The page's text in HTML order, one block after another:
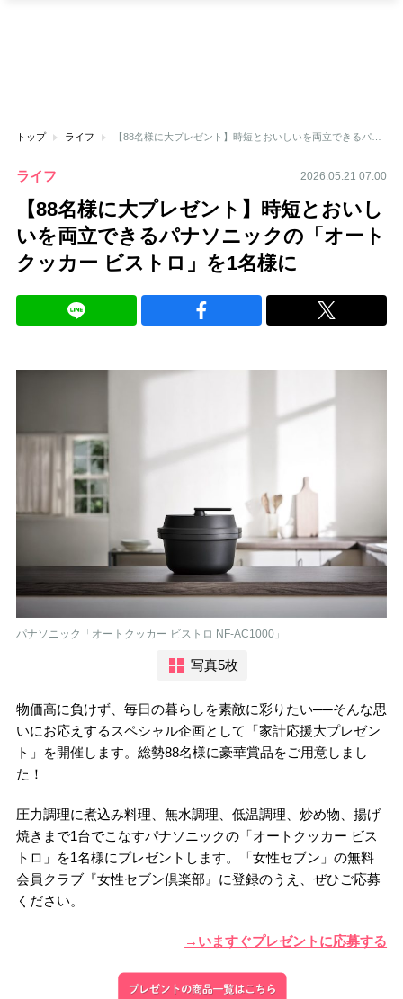
トップ ライフ 【88名様に大プレゼント】時短とおいしいを両立できるパナソニックの「オートクッカー ビストロ」を1名様に
ライフ 2026.05.21 07:00
【88名様に大プレゼント】時短とおいし
いを両立できるパナソニックの「オート
クッカー ビストロ」を1名様に
パナソニック「オートクッカー ビストロ NF-AC1000」
写真5枚
物価高に負けず、毎日の暮らしを素敵に彩りたい──そんな思
いにお応えするスペシャル企画として「家計応援大プレゼン
ト」を開催します。総勢88名様に豪華賞品をご用意しまし
た！
圧力調理に煮込み料理、無水調理、低温調理、炒め物、揚げ
焼きまで1台でこなすパナソニックの「オートクッカー ビス
トロ」を1名様にプレゼントします。「女性セブン」の無料
会員クラブ『女性セブン倶楽部』に登録のうえ、ぜひご応募
ください。
→いますぐプレゼントに応募する